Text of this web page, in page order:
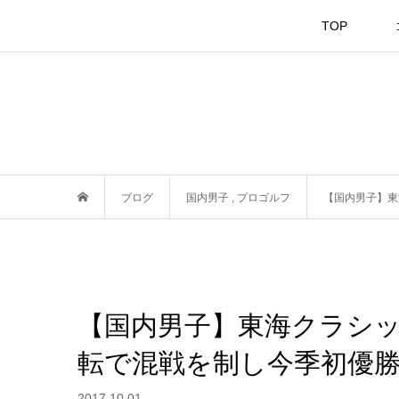
TOP
ブログ 国内男子 プロゴルフ 【国内男子】
【国内男子】東海クラ
転で混戦を制し今季初優